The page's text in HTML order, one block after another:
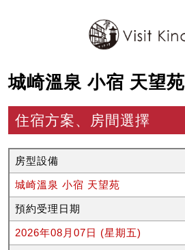
城崎溫泉 小宿 天望苑
住宿方案、房間選擇
房型設備
城崎溫泉 小宿 天望苑
預約受理日期
2026年08月07日 (星期五)